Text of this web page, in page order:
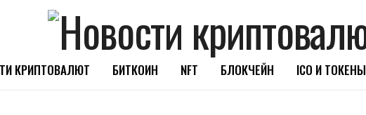
КРИПТОВАЛЮТ БИТКОИН NFT БЛОКЧЕЙН ICO И ТОКЕНЫ